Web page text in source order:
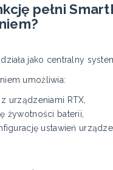
pełni
jako centralny
umożliwia:
urządzeniami RTX,
żywotności baterii,
ustawień